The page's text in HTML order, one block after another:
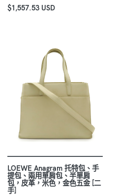
$1,557.53 USD
LOEWE Anagram 托特包、手
提包、兩用單肩包、半單肩
包，皮革，米色，金色五金 [二
手]